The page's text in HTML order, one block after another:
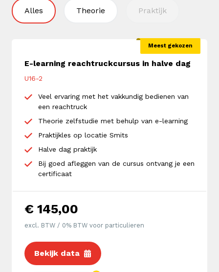
Alles Theorie Praktijk
Meest gekozen
E-learning reachtruckcursus in halve dag
U16-2
Veel ervaring met het vakkundig bedienen van
een reachtruck
Theorie zelfstudie met behulp van e-learning
Praktijkles op locatie Smits
Halve dag praktijk
Bij goed afleggen van de cursus ontvang je een
certificaat
€ 145,00
excl. BTW / 0% BTW voor particulieren
Bekijk data